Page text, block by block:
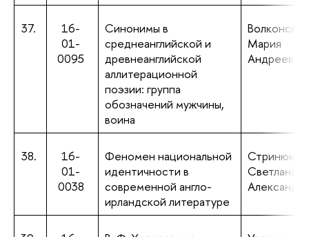
37.
16-
01-
0095
Синонимы в
среднеанглийской и
древнеанглийской
аллитерационной
поэзии: группа
обозначений мужчины,
воина
Волконская
Мария
Андреевна
38.
16-
01-
0038
Феномен национальной
идентичности в
современной англо-
ирландской литературе
Стринюк
Светлана